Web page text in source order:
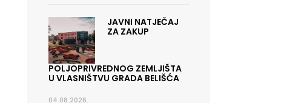
JAVNI NATJEČAJ
ZA ZAKUP
POLJOPRIVREDNOG ZEMLJIŠTA
U VLASNIŠTVU GRADA BELIŠĆA
04.08.2026.